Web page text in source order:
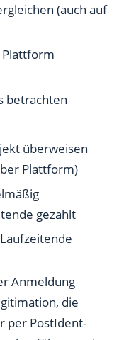
(auch auf
betrachten
überweisen
Plattform)
gezahlt
Anmeldung
die
per PostIdent-